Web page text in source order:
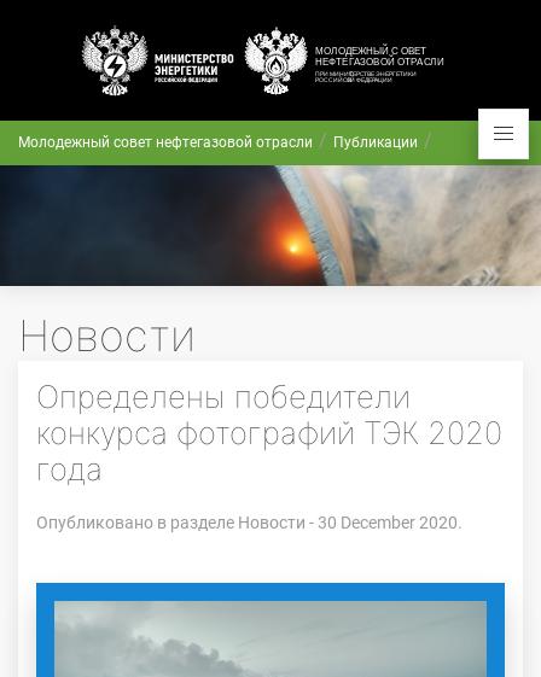
Молодежный совет нефтегазовой отрасли Публикации
Новости
Определены победители
конкурса фотографий ТЭК 2020
года
Опубликовано в разделе Новости - 30 December 2020.